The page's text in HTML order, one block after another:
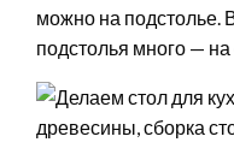
можно на подстолье.
подстолья много — на